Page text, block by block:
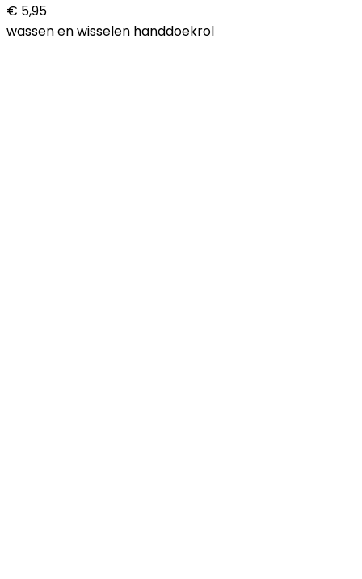
€ 5,95
wassen en wisselen handdoekrol